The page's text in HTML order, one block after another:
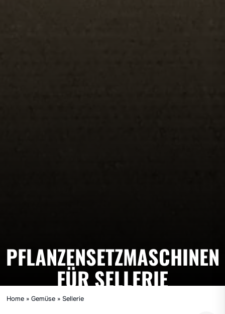
PFLANZENSETZMASCHINEN
FÜR SELLERIE
Home »Gemüse » Sellerie